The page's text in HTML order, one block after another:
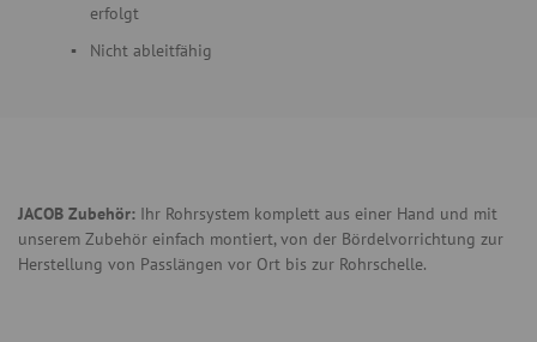
erfolgt
Nicht ableitfähig
JACOB Zubehör: Ihr Rohrsystem komplett aus einer Hand und mit
unserem Zubehör einfach montiert, von der Bördelvorrichtung zur
Herstellung von Passlängen vor Ort bis zur Rohrschelle.